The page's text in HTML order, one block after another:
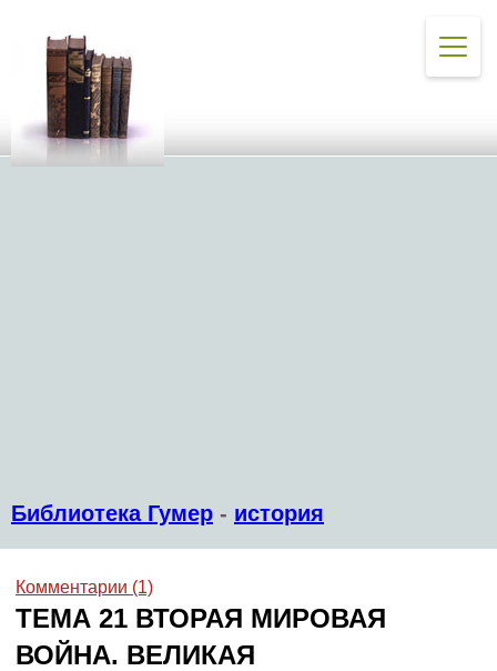
Библиотека Гумер - история
Комментарии (1)
ТЕМА 21 ВТОРАЯ МИРОВАЯ
ВОЙНА. ВЕЛИКАЯ